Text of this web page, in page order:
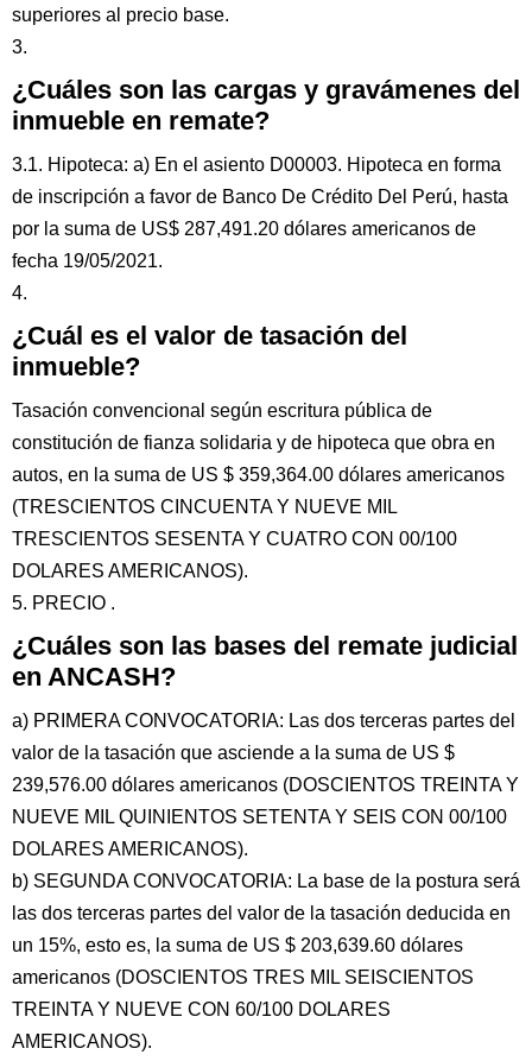
superiores al precio base.
3.
¿Cuáles son las cargas y gravámenes del
inmueble en remate?
3.1. Hipoteca: a) En el asiento D00003. Hipoteca en forma
de inscripción a favor de Banco De Crédito Del Perú, hasta
por la suma de US$ 287,491.20 dólares americanos de
fecha 19/05/2021.
4.
¿Cuál es el valor de tasación del
inmueble?
Tasación convencional según escritura pública de
constitución de fianza solidaria y de hipoteca que obra en
autos, en la suma de US $ 359,364.00 dólares americanos
(TRESCIENTOS CINCUENTA Y NUEVE MIL
TRESCIENTOS SESENTA Y CUATRO CON 00/100
DOLARES AMERICANOS).
5. PRECIO .
¿Cuáles son las bases del remate judicial
en ANCASH?
a) PRIMERA CONVOCATORIA: Las dos terceras partes del
valor de la tasación que asciende a la suma de US $
239,576.00 dólares americanos (DOSCIENTOS TREINTA Y
NUEVE MIL QUINIENTOS SETENTA Y SEIS CON 00/100
DOLARES AMERICANOS).
b) SEGUNDA CONVOCATORIA: La base de la postura será
las dos terceras partes del valor de la tasación deducida en
un 15%, esto es, la suma de US $ 203,639.60 dólares
americanos (DOSCIENTOS TRES MIL SEISCIENTOS
TREINTA Y NUEVE CON 60/100 DOLARES
AMERICANOS).